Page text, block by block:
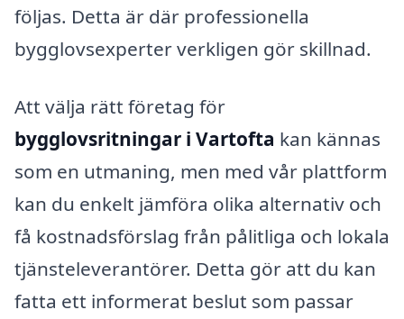
följas. Detta är där professionella
bygglovsexperter verkligen gör skillnad.
Att välja rätt företag för
bygglovsritningar i Vartofta kan kännas
som en utmaning, men med vår plattform
kan du enkelt jämföra olika alternativ och
få kostnadsförslag från pålitliga och lokala
tjänsteleverantörer. Detta gör att du kan
fatta ett informerat beslut som passar